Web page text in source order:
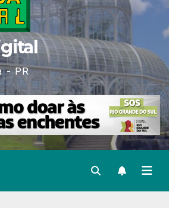
- PR